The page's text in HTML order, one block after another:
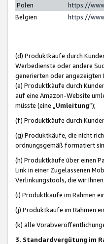
Polen
https://
Belgien
https://
(d) Produktkäufe durch
Werbedienste oder andere
generierten oder angezeigten
(e) Produktkäufe durch
auf eine Amazon-Website
müsste (eine „ Umleitung“);
(f) Produktkäufe durch
(g) Produktkäufe, die nicht
ordnungsgemäß formatiert
(h) Produktkäufe über einen
Link in einer Zugelassenen
Verlinkungstools, die wir
(i) Produktkäufe im Rahmen
(j) Produktkäufe im Rahmen
(k) alle
3. Standardvergütung im